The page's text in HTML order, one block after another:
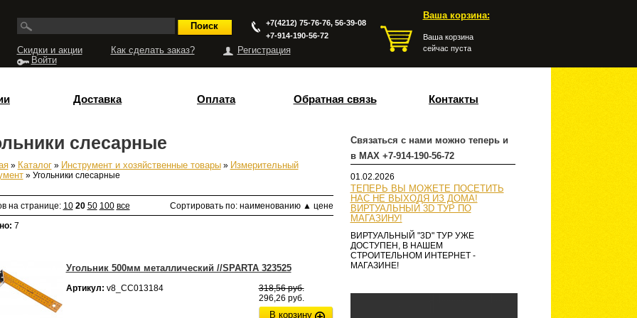
Ваша корзина:
Ваша корзина
сейчас пуста
+7(4212) 75-76-76, 56-39-08
+7-914-190-56-72
Скидки и акции Как сделать заказ?
Регистрация
Войти
Доставка Оплата Обратная связь Контакты
Связаться с нами можно теперь и
в MAX +7-914-190-56-72
01.02.2026
ТЕПЕРЬ ВЫ МОЖЕТЕ ПОСЕТИТЬ
НАС НЕ ВЫХОДЯ ИЗ ДОМА!
ВИРТУАЛЬНЫЙ 3D ТУР ПО
МАГАЗИНУ!
ВИРТУАЛЬНЫЙ "3D" ТУР УЖЕ
ДОСТУПЕН, В НАШЕМ
СТРОИТЕЛЬНОМ ИНТЕРНЕТ -
МАГАЗИНЕ!
слесарные
» Каталог» Инструмент и хозяйственные товары» Измерительный
» Угольники слесарные
на странице: 10 20 50 100 все Сортировать по: наименованию ▲ цене
7
Угольник 500мм металлический //SPARTA 323525
Артикул: v8_СС013184
318,56 руб.
296,26 руб.
В корзину